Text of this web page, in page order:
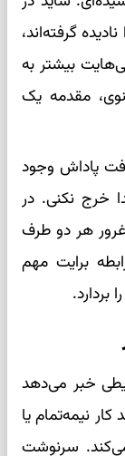
گرفته‌اند،
بیشتر به
مقدمه یک
پاداش وجود
خرج نکنی. در
غرور هر دو طرف
برایت مهم
خبر می‌دهد
نیمه‌تمام یا
سرنوشت